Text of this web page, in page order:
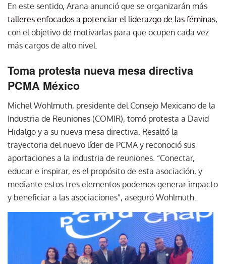
En este sentido, Arana anunció que se organizarán más
talleres enfocados a potenciar el liderazgo de las féminas,
con el objetivo de motivarlas para que ocupen cada vez
más cargos de alto nivel.
Toma protesta nueva mesa directiva
PCMA México
Michel Wohlmuth, presidente del Consejo Mexicano de la
Industria de Reuniones (COMIR), tomó protesta a David
Hidalgo y a su nueva mesa directiva. Resaltó la
trayectoria del nuevo líder de PCMA y reconoció sus
aportaciones a la industria de reuniones. “Conectar,
educar e inspirar, es el propósito de esta asociación, y
mediante estos tres elementos podemos generar impacto
y beneficiar a las asociaciones”, aseguró Wohlmuth.